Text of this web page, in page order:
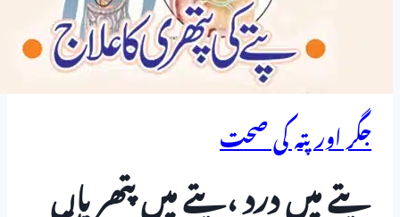
جگر اور پتہ کی صحت
پتے میں درد ،پتے میں پتھریاں